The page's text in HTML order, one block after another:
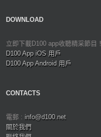
DOWNLOAD
立即下載D100 app收聽精采節目！
D100 App iOS 用戶
D100 App Android 用戶
CONTACTS
電郵 : info@d100.net
關於我們